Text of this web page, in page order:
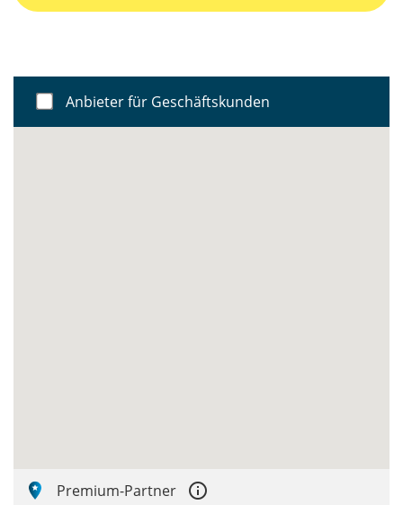
Anbieter für Geschäftskunden
Premium-Partner error_outline